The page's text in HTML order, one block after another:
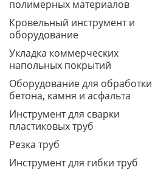
полимерных материалов
Кровельный инструмент и
оборудование
Укладка коммерческих
напольных покрытий
Оборудование для обработки
бетона, камня и асфальта
Инструмент для сварки
пластиковых труб
Резка труб
Инструмент для гибки труб